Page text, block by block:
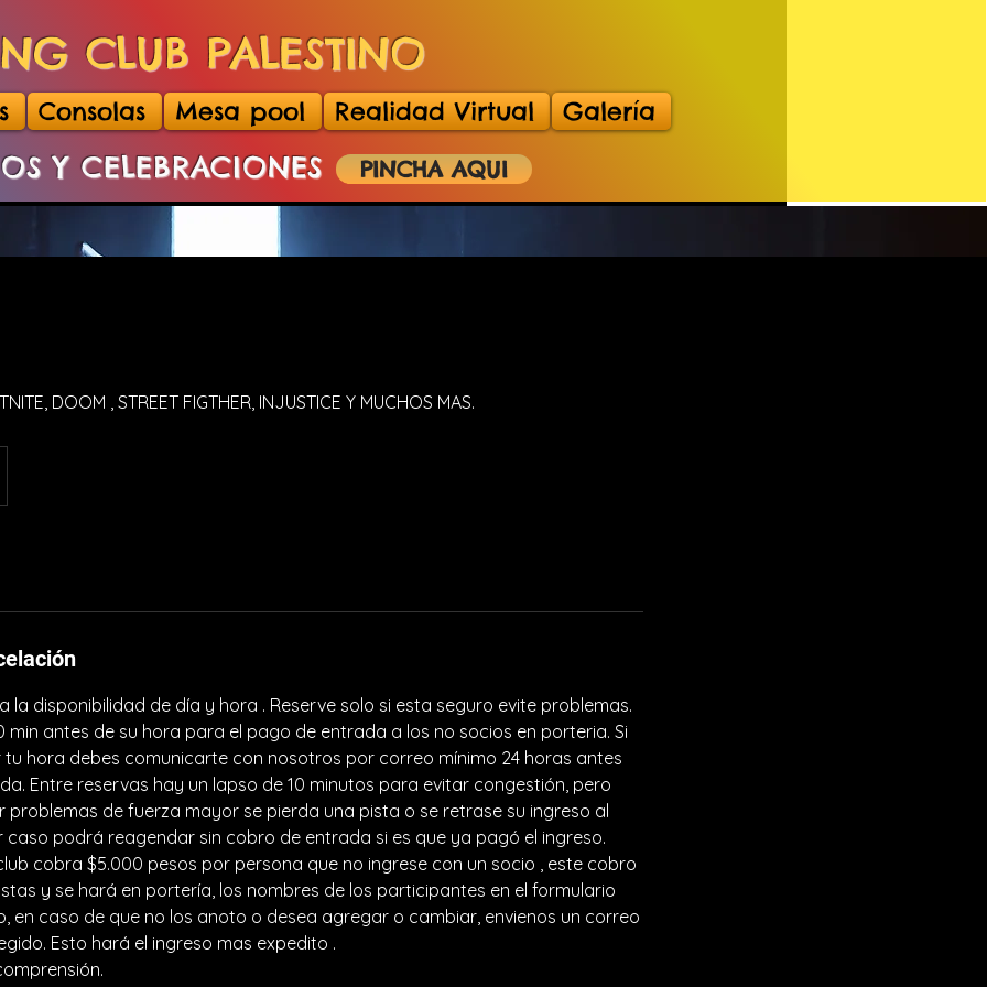
CLUB PALESTINO
Consolas Mesa pool Realidad Virtual Galería
Y CELEBRACIONES PINCHA AQUI
DOOM , STREET FIGTHER, INJUSTICE Y MUCHOS MAS.
la disponibilidad de día y hora . Reserve solo si esta seguro evite problemas.
min antes de su hora para el pago de entrada a los no socios en porteria. Si
hora debes comunicarte con nosotros por correo mínimo 24 horas antes
Entre reservas hay un lapso de 10 minutos para evitar congestión, pero
problemas de fuerza mayor se pierda una pista o se retrase su ingreso al
caso podrá reagendar sin cobro de entrada si es que ya pagó el ingreso.
club cobra $5.000 pesos por persona que no ingrese con un socio , este cobro
y se hará en portería, los nombres de los participantes en el formulario
en caso de que no los anoto o desea agregar o cambiar, envienos un correo
Esto hará el ingreso mas expedito .